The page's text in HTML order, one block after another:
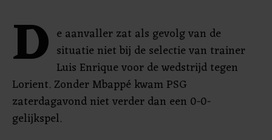
D e aanvaller zat als gevolg van de
situatie niet bij de selectie van trainer
Luis Enrique voor de wedstrijd tegen
Lorient. Zonder Mbappé kwam PSG
zaterdagavond niet verder dan een 0-0-
gelijkspel.